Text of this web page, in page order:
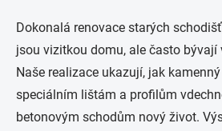
Dokonalá renovace starých
jsou vizitkou domu, ale často bývají
Naše realizace ukazují, jak
speciálním lištám a profilům
betonovým schodům nový život.